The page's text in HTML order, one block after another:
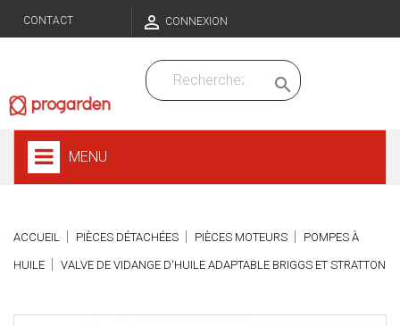
CONTACT  CONNEXION

MENU
ACCUEIL PIÈCES DÉTACHÉES PIÈCES MOTEURS POMPES À
HUILE VALVE DE VIDANGE D'HUILE ADAPTABLE BRIGGS ET STRATTON